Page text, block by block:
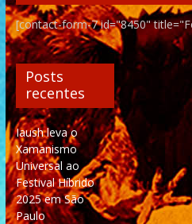
[contact-form-7 id="8450"
Posts
recentes
Iaush leva o
Xamanismo
Universal ao
Festival Híbrido
2025 em São
Paulo